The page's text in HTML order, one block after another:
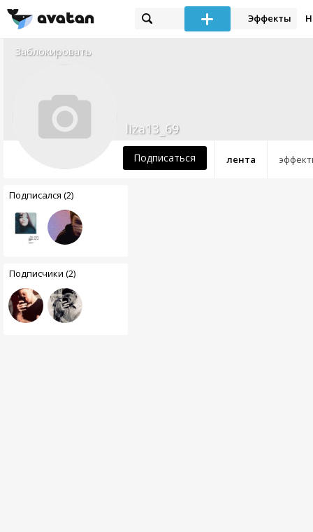
Эффекты
Заблокировать
лента
liza13_69
Подписаться
Подписался (2)
Подписчики (2)